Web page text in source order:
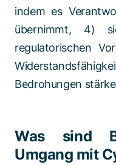
indem es
übernimmt, 4)
regulatorischen
Bedrohungen
Was sind
Umgang mit